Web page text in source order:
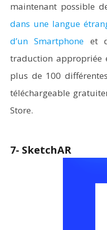
maintenant possible
dans une langue
d’un Smartphone et
traduction appropriée
plus de 100
téléchargeable
Store.
7- SketchAR